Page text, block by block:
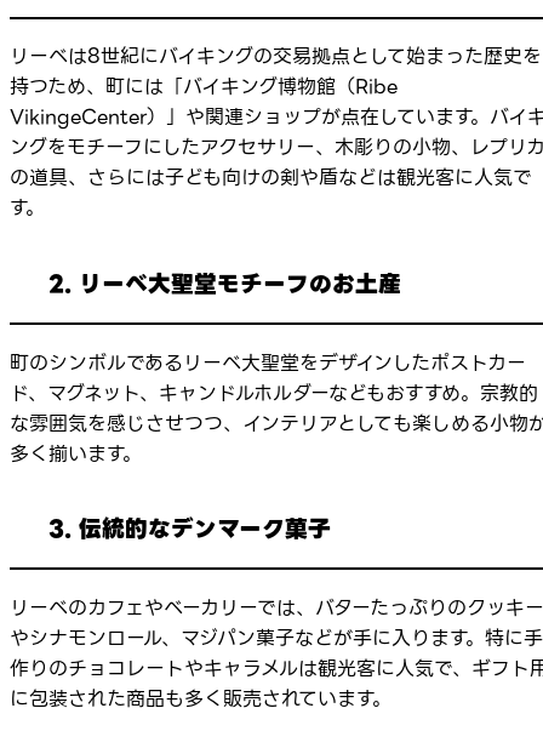
リーベは8世紀にバイキングの交易拠点として始まった歴史を
持つため、町には「バイキング博物館（Ribe
VikingeCenter）」や関連ショップが点在しています。バイ
ングをモチーフにしたアクセサリー、木彫りの小物、レプリ
の道具、さらには子ども向けの剣や盾などは観光客に人気で
す。
2. リーベ大聖堂モチーフのお土産
町のシンボルであるリーベ大聖堂をデザインしたポストカー
ド、マグネット、キャンドルホルダーなどもおすすめ。宗教的
な雰囲気を感じさせつつ、インテリアとしても楽しめる小物
多く揃います。
3. 伝統的なデンマーク菓子
リーベのカフェやベーカリーでは、バターたっぷりのクッキー
やシナモンロール、マジパン菓子などが手に入ります。特に手
作りのチョコレートやキャラメルは観光客に人気で、ギフト
に包装された商品も多く販売されています。